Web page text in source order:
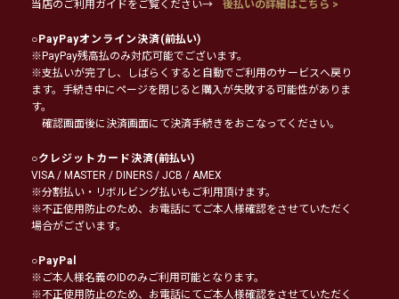
当店のご利用ガイドをご覧ください→ 後払いの詳細はこちら >
○PayPayオンライン決済(前払い)
※PayPay残高払のみ対応可能でございます。
※支払いが完了し、しばらくすると自動でご利用のサービスへ戻り
ます。手続き中にページを閉じると購入が失敗する可能性がありま
す。
確認画面後に決済画面にて決済手続きをおこなってください。
○クレジットカード決済(前払い)
VISA / MASTER / DINERS / JCB / AMEX
※分割払い・リボルビング払いもご利用頂けます。
※不正使用防止のため、お電話にてご本人様確認をさせていただく
場合がございます。
○PayPal
※ご本人様名義のIDのみご利用可能となります。
※不正使用防止のため、お電話にてご本人様確認をさせていただく